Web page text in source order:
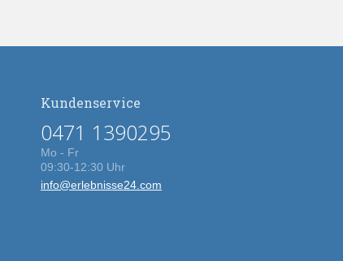
Kundenservice
0471 1390295
Mo - Fr
09:30-12:30 Uhr
info@erlebnisse24.com